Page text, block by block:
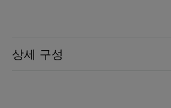
상세 구성